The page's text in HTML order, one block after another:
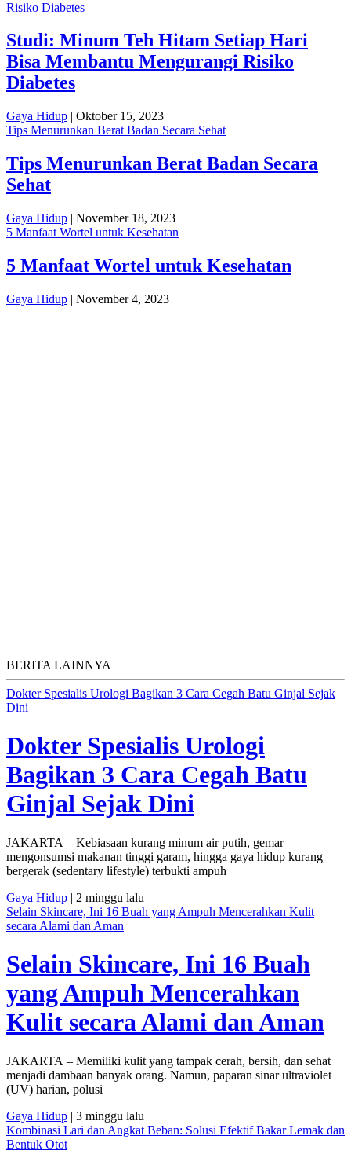
Risiko Diabetes
Studi: Minum Teh Hitam Setiap Hari
Bisa Membantu Mengurangi Risiko
Diabetes
Gaya Hidup | Oktober 15, 2023
Tips Menurunkan Berat Badan Secara Sehat
Tips Menurunkan Berat Badan Secara
Sehat
Gaya Hidup | November 18, 2023
5 Manfaat Wortel untuk Kesehatan
5 Manfaat Wortel untuk Kesehatan
Gaya Hidup | November 4, 2023
BERITA LAINNYA
Dokter Spesialis Urologi Bagikan 3 Cara Cegah Batu Ginjal Sejak
Dini
Dokter Spesialis Urologi
Bagikan 3 Cara Cegah Batu
Ginjal Sejak Dini
JAKARTA – Kebiasaan kurang minum air putih, gemar
mengonsumsi makanan tinggi garam, hingga gaya hidup kurang
bergerak (sedentary lifestyle) terbukti ampuh
Gaya Hidup | 2 minggu lalu
Selain Skincare, Ini 16 Buah yang Ampuh Mencerahkan Kulit
secara Alami dan Aman
Selain Skincare, Ini 16 Buah
yang Ampuh Mencerahkan
Kulit secara Alami dan Aman
JAKARTA – Memiliki kulit yang tampak cerah, bersih, dan sehat
menjadi dambaan banyak orang. Namun, paparan sinar ultraviolet
(UV) harian, polusi
Gaya Hidup | 3 minggu lalu
Kombinasi Lari dan Angkat Beban: Solusi Efektif Bakar Lemak dan
Bentuk Otot